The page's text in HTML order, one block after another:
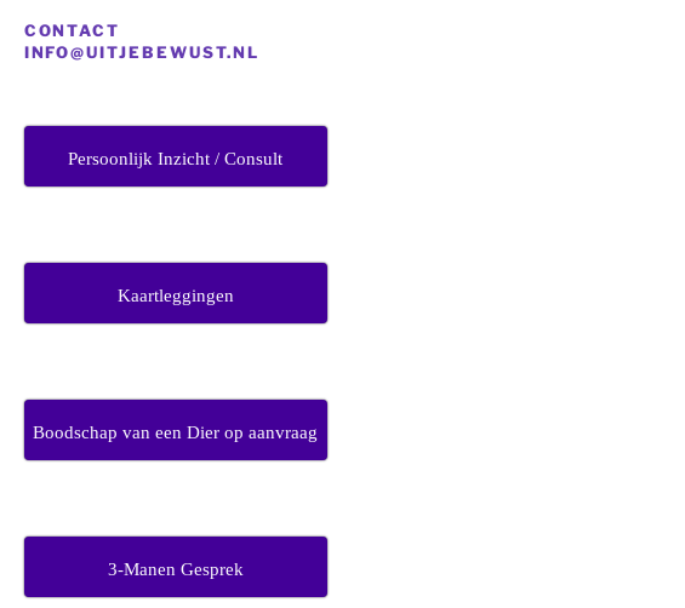
CONTACT
INFO@UITJEBEWUST.NL
Persoonlijk Inzicht / Consult
Kaartleggingen
Boodschap van een Dier op aanvraag
3-Manen Gesprek